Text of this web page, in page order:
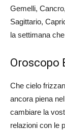
Gemelli,
Sagittario,
la settimana
Oroscopo
Che cielo
ancora piena
cambiare la
relazioni con le